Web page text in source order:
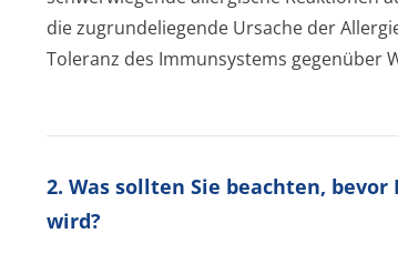
die zugrundeliegende Ursache der
Toleranz des Immunsystems gegenüber
2. Was sollten Sie beachten, bevor
wird?